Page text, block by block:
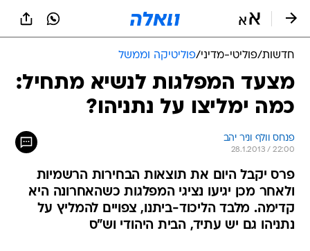
חדשות/פוליטי-מדיני/פוליטיקה וממשל
מצעד המפלגות לנשיא מתחיל:
כמה ימליצו על נתניהו?
פנחס וולף וניר יהב
28.1.2013 / 22:00
פרס יקבל היום את תוצאות הבחירות הרשמיות
ולאחר מכן יגיעו נציגי המפלגות כשהאחרונה היא
קדימה. מלבד הליכוד-ביתנו, צפויים להמליץ על
נתניהו גם יש עתיד, הבית היהודי וש"ס